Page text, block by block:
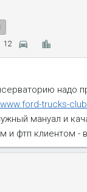
12
надо
trucks-
мануал и
и фтп клиентом -